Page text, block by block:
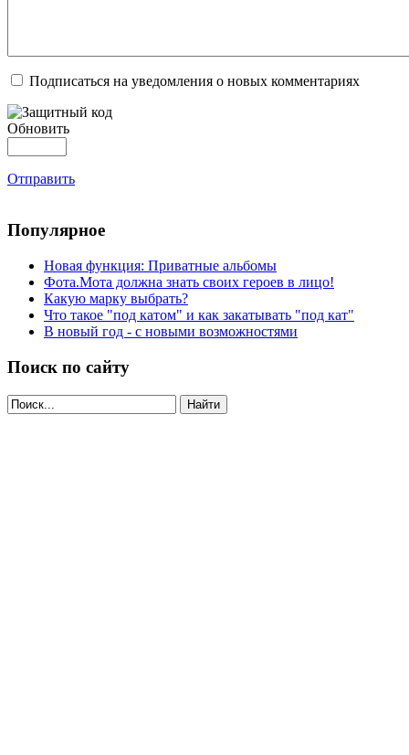
Подписаться на уведомления о новых комментариях
Обновить
Отправить
Популярное
Новая функция: Приватные альбомы
Фота.Мота должна знать своих героев в лицо!
Какую марку выбрать?
Что такое "под катом" и как закатывать "под кат"
В новый год - с новыми возможностями
Поиск по сайту
Найти